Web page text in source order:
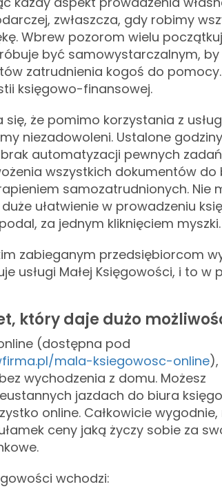
zwłaszcza, gdy robimy
Wbrew pozorom wielu
być samowystarczalnym, by
zatrudnienia kogoś do
księgowo-finansowej.
się, że pomimo korzystania z usług
niezadowoleni. Ustalone
automatyzacji pewnych
wszystkich dokumentów do
samozatrudnionych. Nie
ułatwienie w prowadzeniu
za jednym kliknięciem myszki.
zabieganym przedsiębiorcom
usługi Małej Księgowości, i to w
który daje dużo
(dostępna pod
mala-ksiegowosc-online),
wychodzenia z domu. Możesz
jazdach do biura
online. Całkowicie wygodnie,
ceny jaką życzy sobie za
wchodzi: